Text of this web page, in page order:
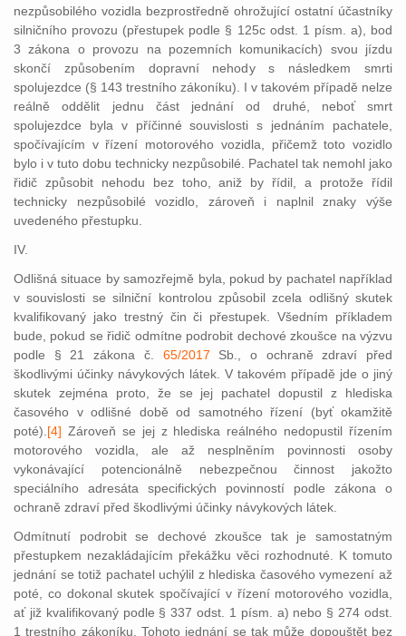
nezpůsobilého vozidla bezprostředně ohrožující ostatní účastníky
silničního provozu (přestupek podle § 125c odst. 1 písm. a), bod
3 zákona o provozu na pozemních komunikacích) svou jízdu
skončí způsobením dopravní nehody s následkem smrti
spolujezdce (§ 143 trestního zákoníku). I v takovém případě nelze
reálně oddělit jednu část jednání od druhé, neboť smrt
spolujezdce byla v příčinné souvislosti s jednáním pachatele,
spočívajícím v řízení motorového vozidla, přičemž toto vozidlo
bylo i v tuto dobu technicky nezpůsobilé. Pachatel tak nemohl jako
řidič způsobit nehodu bez toho, aniž by řídil, a protože řídil
technicky nezpůsobilé vozidlo, zároveň i naplnil znaky výše
uvedeného přestupku.
IV.
Odlišná situace by samozřejmě byla, pokud by pachatel například
v souvislosti se silniční kontrolou způsobil zcela odlišný skutek
kvalifikovaný jako trestný čin či přestupek. Všedním příkladem
bude, pokud se řidič odmítne podrobit dechové zkoušce na výzvu
podle § 21 zákona č. 65/2017 Sb., o ochraně zdraví před
škodlivými účinky návykových látek. V takovém případě jde o jiný
skutek zejména proto, že se jej pachatel dopustil z hlediska
časového v odlišné době od samotného řízení (byť okamžitě
poté) [4] Zároveň se jej z hlediska reálného nedopustil řízením
motorového vozidla, ale až nesplněním povinnosti osoby
vykonávající potencionálně nebezpečnou činnost jakožto
speciálního adresáta specifických povinností podle zákona o
ochraně zdraví před škodlivými účinky návykových látek.
Odmítnutí podrobit se dechové zkoušce tak je samostatným
přestupkem nezakládajícím překážku věci rozhodnuté. K tomuto
jednání se totiž pachatel uchýlil z hlediska časového vymezení až
poté, co dokonal skutek spočívající v řízení motorového vozidla,
ať již kvalifikovaný podle § 337 odst. 1 písm. a) nebo § 274 odst.
1 trestního zákoníku. Tohoto jednání se tak může dopouštět bez